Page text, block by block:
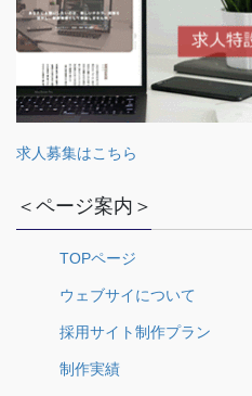
求人募集はこちら
＜ページ案内＞
TOPページ
ウェブサイについて
採用サイト制作プラン
制作実績